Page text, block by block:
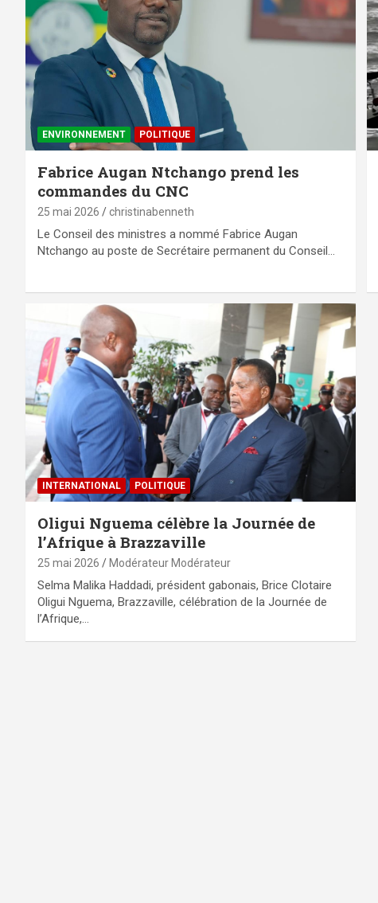
ENVIRONNEMENT POLITIQUE
Fabrice Augan Ntchango prend les
commandes du CNC
25 mai 2026 christinabenneth
Le Conseil des ministres a nommé Fabrice Augan
Ntchango au poste de Secrétaire permanent du Conseil…
INTERNATIONAL POLITIQUE
Oligui Nguema célèbre la Journée de
l’Afrique à Brazzaville
25 mai 2026 Modérateur Modérateur
Selma Malika Haddadi, président gabonais, Brice Clotaire
Oligui Nguema, Brazzaville, célébration de la Journée de
l’Afrique,…